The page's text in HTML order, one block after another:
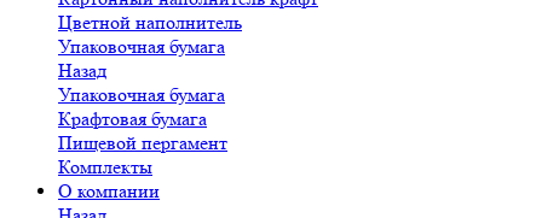
Цветной наполнитель
Упаковочная бумага
Назад
Упаковочная бумага
Крафтовая бумага
Пищевой пергамент
Комплекты
О компании